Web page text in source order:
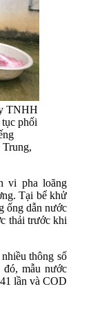
TNHH
phối
Trung,
vi pha loãng
Tại bể khử
ống dẫn nước
thải trước khi
thông số
đó, mẫu nước
lần và COD